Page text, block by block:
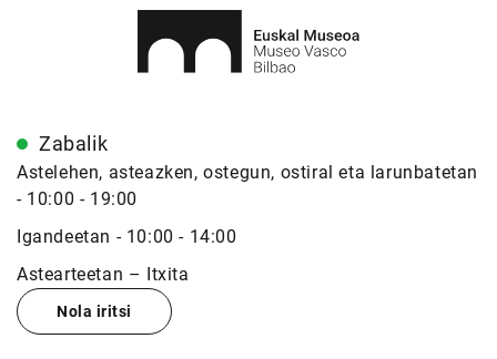
Zabalik
Astelehen, asteazken, ostegun, ostiral eta larunbatetan
- 10:00 - 19:00
Igandeetan - 10:00 - 14:00
Astearteetan – Itxita
Nola iritsi